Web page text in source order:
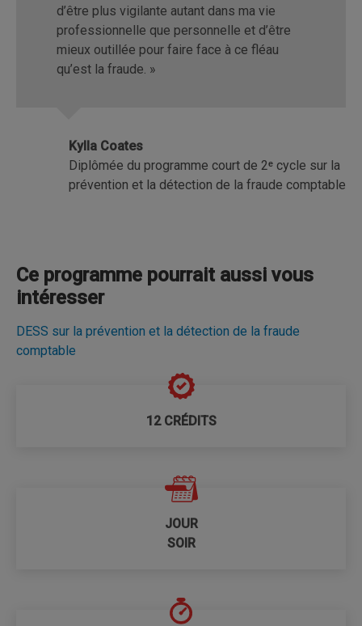
d’être plus vigilante autant dans ma vie
professionnelle que personnelle et d’être
mieux outillée pour faire face à ce fléau
qu’est la fraude. »
Kylla Coates
Diplômée du programme court de 2ᵉ cycle sur la
prévention et la détection de la fraude comptable
Ce programme pourrait aussi vous
intéresser
DESS sur la prévention et la détection de la fraude
comptable
12 CRÉDITS
JOUR
SOIR